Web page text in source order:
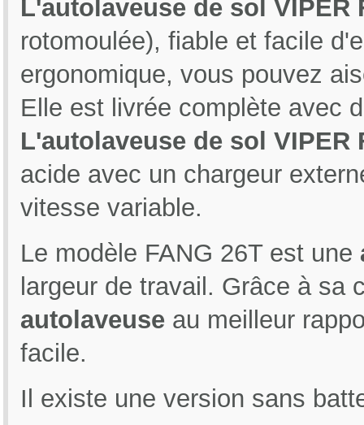
L'autolaveuse de sol VIPER
rotomoulée), fiable et facile
ergonomique, vous pouvez
Elle est livrée complète avec
L'autolaveuse de sol VIPER
acide avec un chargeur
vitesse variable.
Le modèle FANG 26T est une
largeur de travail. Grâce à sa
autolaveuse au meilleur
facile.
Il existe une version sans
Réservoir de solution/récupération : 66/75L
Système d'entraînement : moteur 250Watts